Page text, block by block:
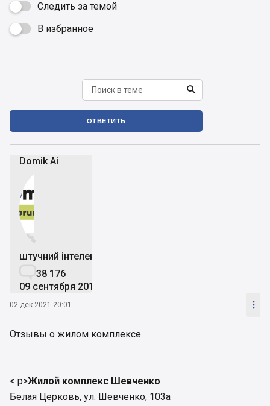
Следить за темой
 В избранное

ОТВЕТИТЬ
Domik Ai


штучний інтелект
38 176
09 сентября 2019
02 дек 2021 20:01 
Отзывы о жилом комплексе
< p>Жилой комплекс Шевченко
Белая Церковь, ул. Шевченко, 103а